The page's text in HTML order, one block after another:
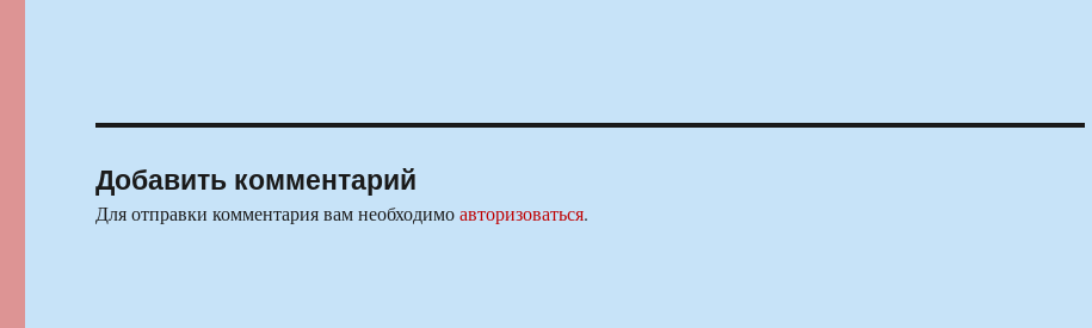
Добавить комментарий
Для отправки комментария вам необходимоавторизоваться.